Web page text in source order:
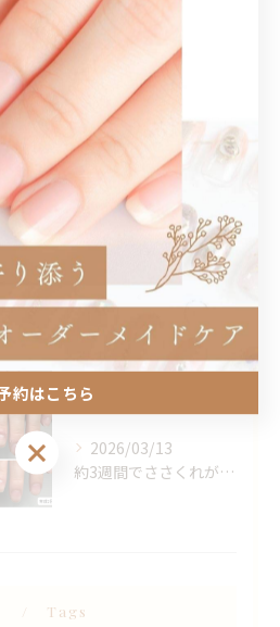
投稿 Recent Posts
2026/05/30
別人のような爪になれます✨
2026/03/25
10年以上爪の剥離でお悩みのお客様。
2026/03/13
約3週間でささくれがこんなに綺麗になりました✨
Tags
約はこちら
約はこちら